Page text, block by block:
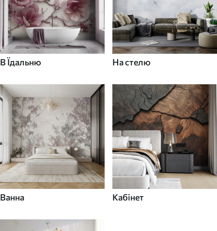
В Їдальню На стелю
Ванна Кабінет